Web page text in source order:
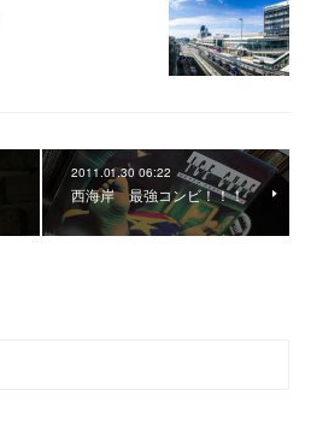
2011.01.30 06:22
西海岸 最強コンビ！！！